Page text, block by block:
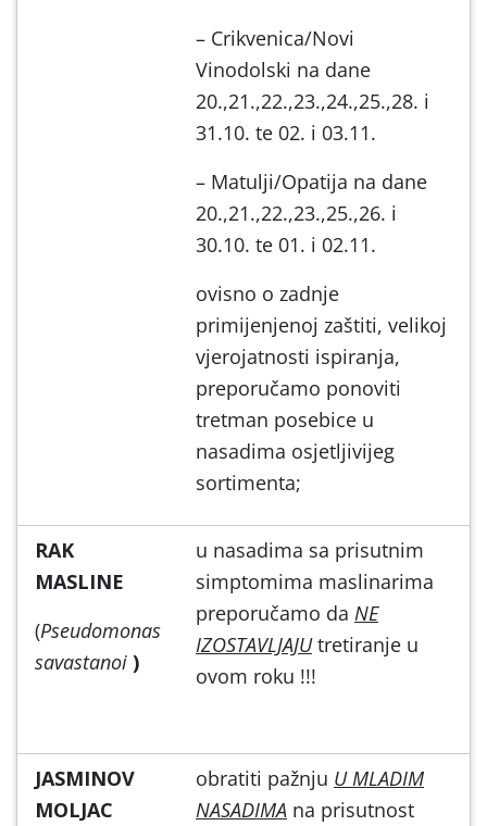
– Crikvenica/Novi
Vinodolski na dane
20.,21.,22.,23.,24.,25.,28. i
31.10. te 02. i 03.11.
– Matulji/Opatija na dane
20.,21.,22.,23.,25.,26. i
30.10. te 01. i 02.11.
ovisno o zadnje
primijenjenoj zaštiti, velikoj
vjerojatnosti ispiranja,
preporučamo ponoviti
tretman posebice u
nasadima osjetljivijeg
sortimenta;
RAK
MASLINE
(Pseudomonas
savastanoi )
u nasadima sa prisutnim
simptomima maslinarima
preporučamo da NE
IZOSTAVLJAJUtretiranje u
ovom roku !!!
JASMINOV
MOLJAC
obratiti pažnju U MLADIM
NASADIMA na prisutnost